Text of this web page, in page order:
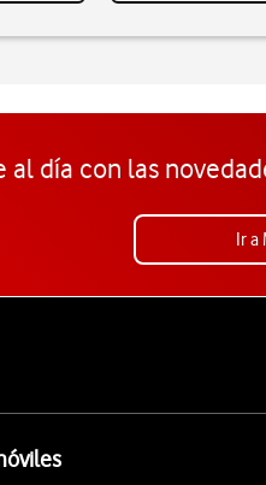
al día con las
Ir a